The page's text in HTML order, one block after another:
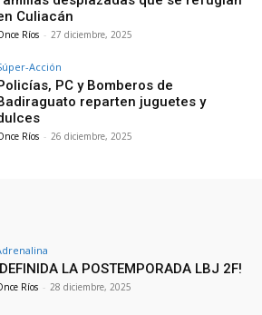
Culiacán
Ríos - 27 diciembre, 2025
Acción
PC y Bomberos de
reparten juguetes y
Ríos - 26 diciembre, 2025
LA POSTEMPORADA LBJ 2F!
Ríos - 28 diciembre, 2025